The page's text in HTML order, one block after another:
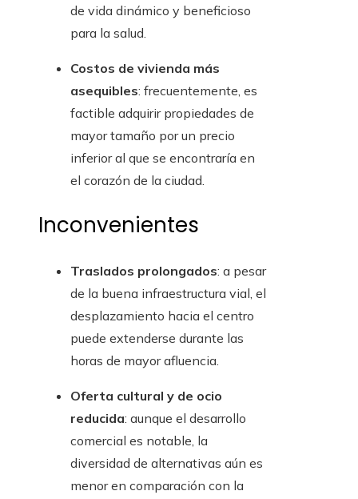
de vida dinámico y beneficioso
para la salud.
Costos de vivienda más
asequibles: frecuentemente, es
factible adquirir propiedades de
mayor tamaño por un precio
inferior al que se encontraría en
el corazón de la ciudad.
Inconvenientes
Traslados prolongados: a pesar
de la buena infraestructura vial, el
desplazamiento hacia el centro
puede extenderse durante las
horas de mayor afluencia.
Oferta cultural y de ocio
reducida: aunque el desarrollo
comercial es notable, la
diversidad de alternativas aún es
menor en comparación con la